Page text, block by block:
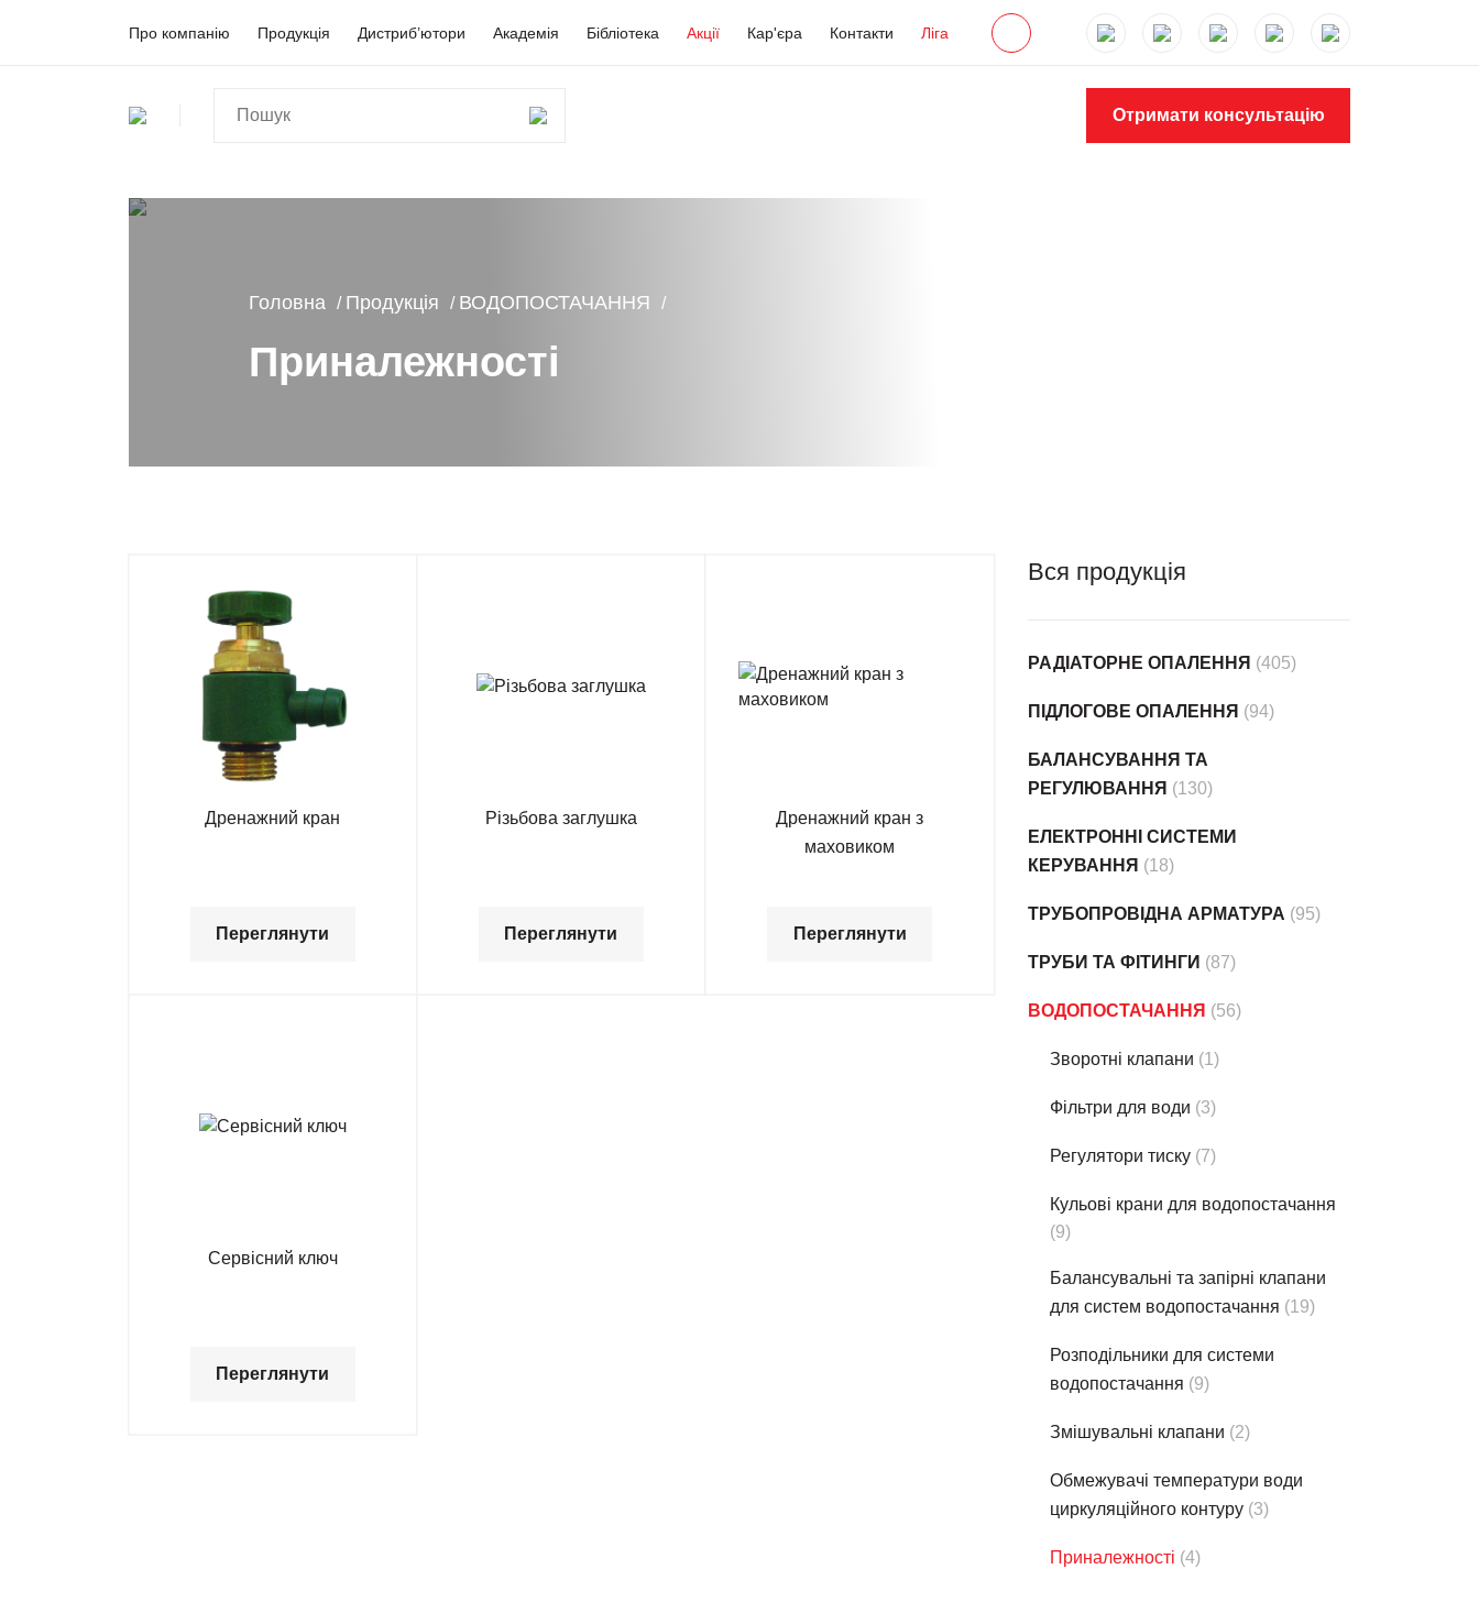
Про компанію Продукція Дистриб’ютори Академія Бібліотека Акції Кар'єра Контакти Ліга
Отримати консультацію
Головна Продукція ВОДОПОСТАЧАННЯ
Приналежності
Дренажний кран
Переглянути
Різьбова заглушка
Переглянути
Дренажний кран з
маховиком
Переглянути
Сервісний ключ
Переглянути
Вся продукція
РАДІАТОРНЕ ОПАЛЕННЯ (405)
ПІДЛОГОВЕ ОПАЛЕННЯ (94)
БАЛАНСУВАННЯ ТА
РЕГУЛЮВАННЯ (130)
ЕЛЕКТРОННІ СИСТЕМИ
КЕРУВАННЯ (18)
ТРУБОПРОВІДНА АРМАТУРА (95)
ТРУБИ ТА ФІТИНГИ (87)
ВОДОПОСТАЧАННЯ (56)
Зворотні клапани (1)
Фільтри для води (3)
Регулятори тиску (7)
Кульові крани для водопостачання
(9)
Балансувальні та запірні клапани
для систем водопостачання (19)
Розподільники для системи
водопостачання (9)
Змішувальні клапани (2)
Обмежувачі температури води
циркуляційного контуру (3)
Приналежності (4)